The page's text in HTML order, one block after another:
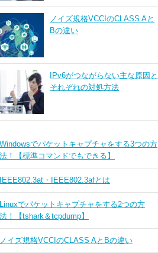
ノイズ規格VCCIのCLASS Aと
Bの違い
IPv6がつながらない主な原因と
それぞれの対処方法
Windowsでパケットキャプチャをする3つの方
法！【標準コマンドでもできる】
IEEE802.3at・IEEE802.3afとは
Linuxでパケットキャプチャをする2つの方
法！【tshark＆tcpdump】
ノイズ規格VCCIのCLASS AとBの違い